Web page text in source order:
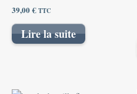
39,00€TTC
Lire la suite